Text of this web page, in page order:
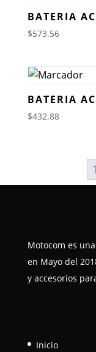
BATERIA
$573.56
BATERIA
$432.88
1
Motocom es
en Mayo del
y accesorios
Inicio